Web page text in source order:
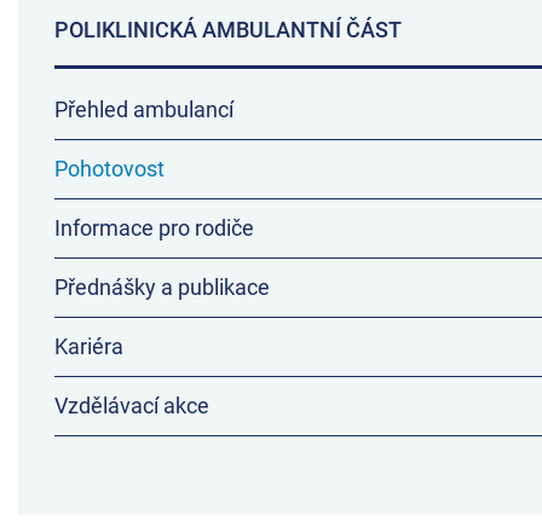
POLIKLINICKÁ AMBULANTNÍ ČÁST
Přehled ambulancí
Pohotovost
Informace pro rodiče
Přednášky a publikace
Kariéra
Vzdělávací akce